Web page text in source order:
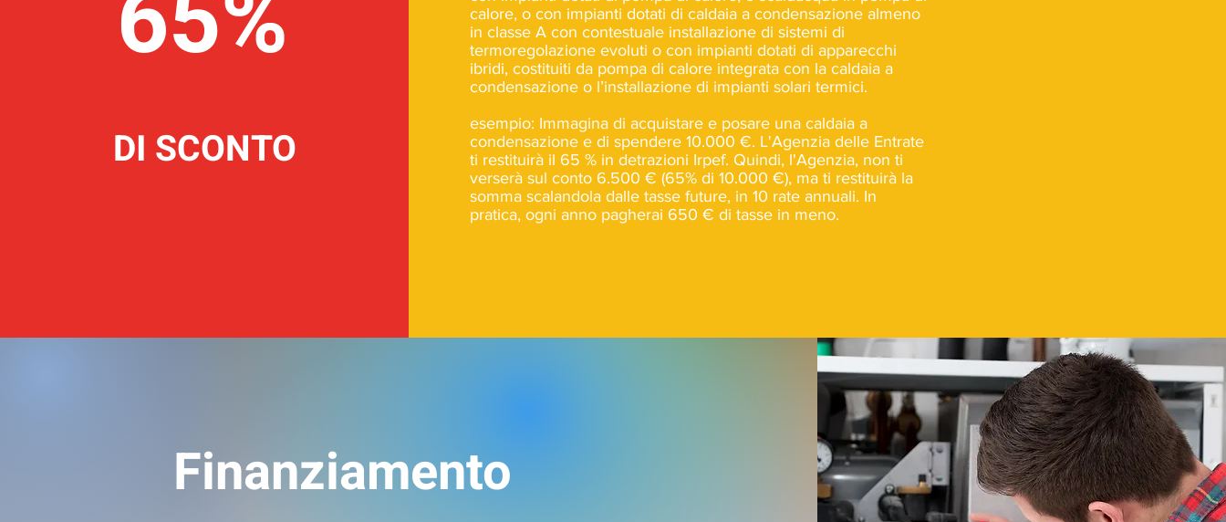
DI SCONTO
calore, o con impianti dotati di caldaia a condensazione almeno
in classe A con contestuale installazione di sistemi di
termoregolazione evoluti o con impianti dotati di apparecchi
ibridi, costituiti da pompa di calore integrata con la caldaia a
condensazione o l’installazione di impianti solari termici.
esempio: Immagina di acquistare e posare una caldaia a
condensazione e di spendere 10.000 €. L'Agenzia delle Entrate
ti restituirà il 65 % in detrazioni Irpef. Quindi, l'Agenzia, non ti
verserà sul conto 6.500 € (65% di 10.000 €), ma ti restituirà la
somma scalandola dalle tasse future, in 10 rate annuali. In
pratica, ogni anno pagherai 650 € di tasse in meno.
Finanziamento